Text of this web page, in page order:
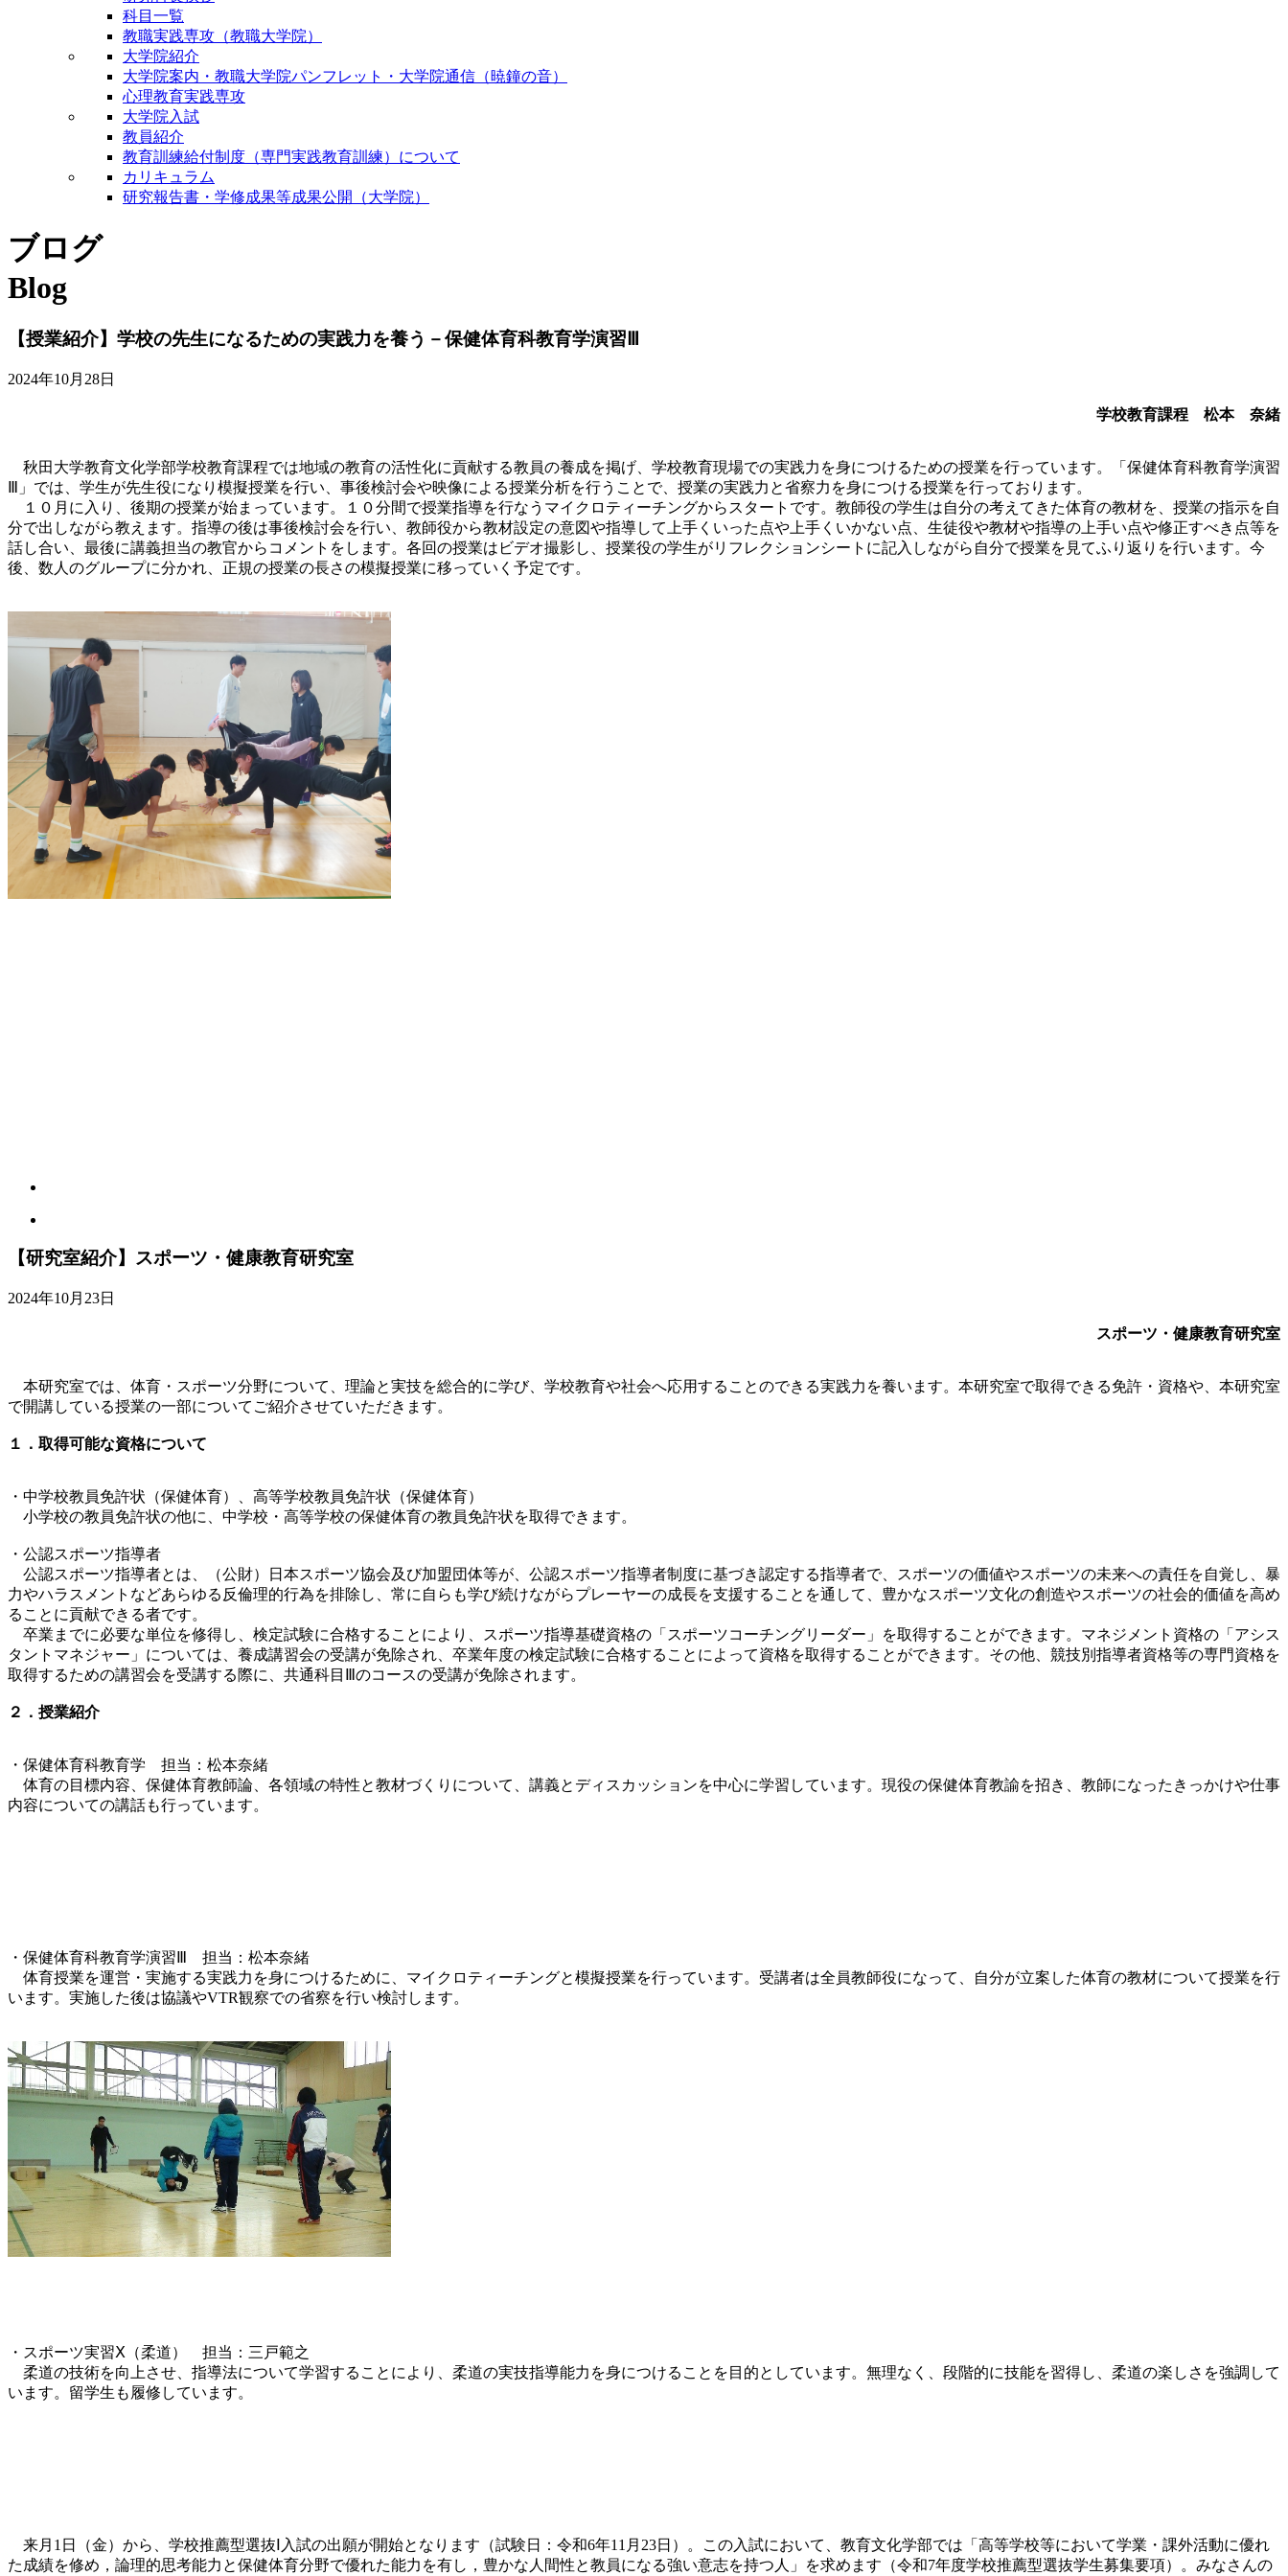
科目一覧
教職実践専攻（教職大学院）
大学院紹介
大学院案内・教職大学院パンフレット・大学院通信（暁鐘の音）
心理教育実践専攻
大学院入試
教員紹介
教育訓練給付制度（専門実践教育訓練）について
カリキュラム
研究報告書・学修成果等成果公開（大学院）
ブログ
Blog
【授業紹介】学校の先生になるための実践力を養う－保健体育科教育学演習Ⅲ
2024年10月28日
学校教育課程 松本 奈緒
秋田大学教育文化学部学校教育課程では地域の教育の活性化に貢献する教員の養成を掲げ、学校教育現場での実践力を身につけるための授業を行っています。「保健体育科教育学演習
Ⅲ」では、学生が先生役になり模擬授業を行い、事後検討会や映像による授業分析を行うことで、授業の実践力と省察力を身につける授業を行っております。
１０月に入り、後期の授業が始まっています。１０分間で授業指導を行なうマイクロティーチングからスタートです。教師役の学生は自分の考えてきた体育の教材を、授業の指示を自
分で出しながら教えます。指導の後は事後検討会を行い、教師役から教材設定の意図や指導して上手くいった点や上手くいかない点、生徒役や教材や指導の上手い点や修正すべき点等を
話し合い、最後に講義担当の教官からコメントをします。各回の授業はビデオ撮影し、授業役の学生がリフレクションシートに記入しながら自分で授業を見てふり返りを行います。今
後、数人のグループに分かれ、正規の授業の長さの模擬授業に移っていく予定です。
【研究室紹介】スポーツ・健康教育研究室
2024年10月23日
スポーツ・健康教育研究室
本研究室では、体育・スポーツ分野について、理論と実技を総合的に学び、学校教育や社会へ応用することのできる実践力を養います。本研究室で取得できる免許・資格や、本研究室
で開講している授業の一部についてご紹介させていただきます。
１．取得可能な資格について
・中学校教員免許状（保健体育）、高等学校教員免許状（保健体育）
小学校の教員免許状の他に、中学校・高等学校の保健体育の教員免許状を取得できます。
・公認スポーツ指導者
公認スポーツ指導者とは、（公財）日本スポーツ協会及び加盟団体等が、公認スポーツ指導者制度に基づき認定する指導者で、スポーツの価値やスポーツの未来への責任を自覚し、暴
力やハラスメントなどあらゆる反倫理的行為を排除し、常に自らも学び続けながらプレーヤーの成長を支援することを通して、豊かなスポーツ文化の創造やスポーツの社会的価値を高め
ることに貢献できる者です。
卒業までに必要な単位を修得し、検定試験に合格することにより、スポーツ指導基礎資格の「スポーツコーチングリーダー」を取得することができます。マネジメント資格の「アシス
タントマネジャー」については、養成講習会の受講が免除され、卒業年度の検定試験に合格することによって資格を取得することができます。その他、競技別指導者資格等の専門資格を
取得するための講習会を受講する際に、共通科目Ⅲのコースの受講が免除されます。
２．授業紹介
・保健体育科教育学 担当：松本奈緒
体育の目標内容、保健体育教師論、各領域の特性と教材づくりについて、講義とディスカッションを中心に学習しています。現役の保健体育教諭を招き、教師になったきっかけや仕事
内容についての講話も行っています。
・保健体育科教育学演習Ⅲ 担当：松本奈緒
体育授業を運営・実施する実践力を身につけるために、マイクロティーチングと模擬授業を行っています。受講者は全員教師役になって、自分が立案した体育の教材について授業を行
います。実施した後は協議やVTR観察での省察を行い検討します。
・スポーツ実習Ⅹ（柔道） 担当：三戸範之
柔道の技術を向上させ、指導法について学習することにより、柔道の実技指導能力を身につけることを目的としています。無理なく、段階的に技能を習得し、柔道の楽しさを強調して
います。留学生も履修しています。
来月1日（金）から、学校推薦型選抜Ⅰ入試の出願が開始となります（試験日：令和6年11月23日）。この入試において、教育文化学部では「高等学校等において学業・課外活動に優れ
た成績を修め，論理的思考能力と保健体育分野で優れた能力を有し，豊かな人間性と教員になる強い意志を持つ人」を求めます（令和7年度学校推薦型選抜学生募集要項）。みなさんの